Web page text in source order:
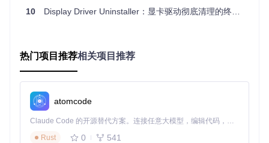
工具全面支持市场主流显卡品牌：
y-drivers-uninstaller/raw/ca2f0f9879166cccf720f54a55326a
0963820dd8/display-driver-uninstaller/Display Driver Uninst
![NVIDIA显卡标识](https://raw.gitcode.com/gh_mirrors/di/dis
play-drivers-uninstaller/raw/ca2f0f9879166cccf720f54a5532
6a0963820dd8/display-driver-uninstaller/Display Driver Unin
o_files) NVIDIA GeForce系列显卡支持
10 Display Driver Uninstaller：显卡驱动彻底清理的终极解决方案 ✨
热门项目推荐相关项目推荐
atomcode
Claude Code 的开源替代方案。连接任意大模型，编辑代码，运行命令，自动验证 — 全自动执行。用 Rust 构建，极致性能。 ｜ An open-source alternative to Claude Code. Connect any LLM, edit code, run commands, and verify changes — autonomously. Built in Rust for speed. Get Started
Rust
0 541